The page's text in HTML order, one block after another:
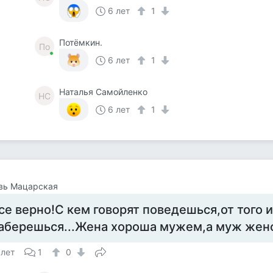
6 лет
1
По
Потёмкин.
6 лет
1
НС
Наталья Самойленко
6 лет
1
Мацарская
верно!С кем говорят поведешься,от того и
хороша мужем,а муж
1 0